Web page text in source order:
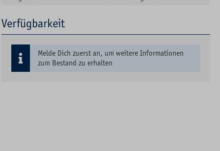
Verfügbarkeit
Melde Dich zuerst an, um weitere Informationen
zum Bestand zu erhalten